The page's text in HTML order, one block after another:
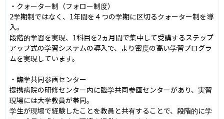
・クォーター制（フォロー制度）
2学期制ではなく、1年間を４つの学期に区切るクォーター制を導
入。
段階的学習を実現、1科目を2ヵ月間で集中して受講するステップ
アップ式の学習システムの導入で、より密度の高い学習プログラ
ムを実現しています。
・臨学共同参画センター
提携病院の研修センター内に臨学共同参画センターがあり、実習
現場には大学教員が帯同。
学生が現場で経験したことを教員と共有することで、段階的に学